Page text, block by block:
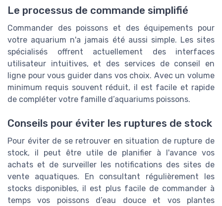
Le processus de commande simplifié
Commander des poissons et des équipements pour
votre aquarium n'a jamais été aussi simple. Les sites
spécialisés offrent actuellement des interfaces
utilisateur intuitives, et des services de conseil en
ligne pour vous guider dans vos choix. Avec un volume
minimum requis souvent réduit, il est facile et rapide
de compléter votre famille d’aquariums poissons.
Conseils pour éviter les ruptures de stock
Pour éviter de se retrouver en situation de rupture de
stock, il peut être utile de planifier à l'avance vos
achats et de surveiller les notifications des sites de
vente aquatiques. En consultant régulièrement les
stocks disponibles, il est plus facile de commander à
temps vos poissons d’eau douce et vos plantes